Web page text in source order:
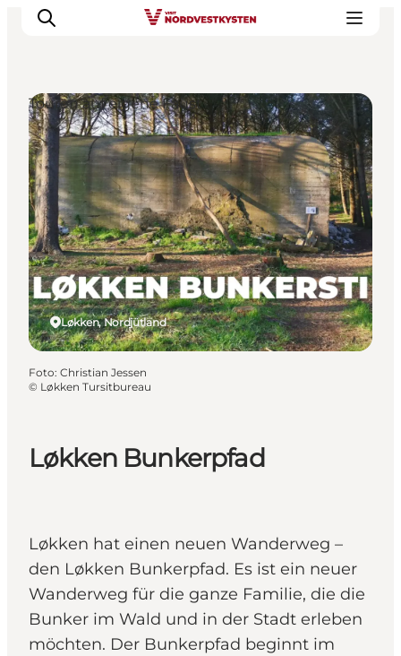
Urlaubsorte
Inspiration
Events
Unterkunft
Mach deine Urlaubsplanung
Løkken Bunkerpfad
Løkken hat einen neuen Wanderweg –
den Løkken Bunkerpfad. Es ist ein neuer
Wanderweg für die ganze Familie, die die
Bunker im Wald und in der Stadt erleben
möchten. Der Bunkerpfad beginnt im
Løkken, Nordjütland
Touren auf eigene Faust
Foto: Christian Jessen
© Løkken Tursitbureau